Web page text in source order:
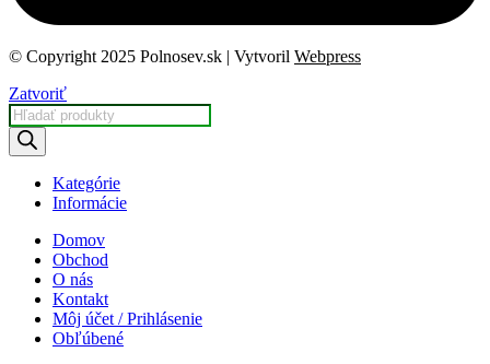
© Copyright 2025 Polnosev.sk | Vytvoril Webpress
Zatvoriť
Products
search
Kategórie
Informácie
Domov
Obchod
O nás
Kontakt
Môj účet / Prihlásenie
Obľúbené